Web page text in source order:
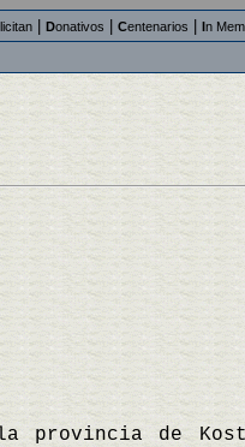
Donativos Centenarios In
provincia de